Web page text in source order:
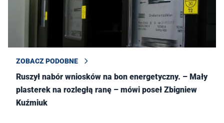
ZOBACZ PODOBNE
Ruszył nabór wniosków na bon energetyczny. – Mały
plasterek na rozległą ranę – mówi poseł Zbigniew
Kuźmiuk